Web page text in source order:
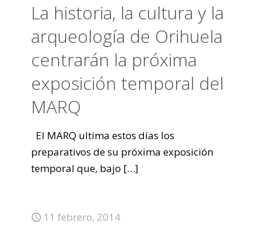
La historia, la cultura y la
arqueología de Orihuela
centrarán la próxima
exposición temporal del
MARQ
El MARQ ultima estos días los
preparativos de su próxima exposición
temporal que, bajo […]
11 febrero, 2014